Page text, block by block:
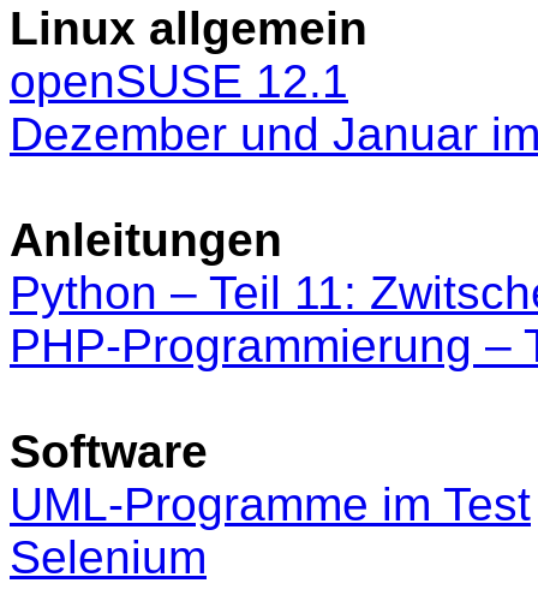
Linux allgemein
openSUSE 12.1
Dezember und Januar
Anleitungen
Python – Teil 11:
PHP-Programmierung –
Software
UML-Programme im Test
Selenium